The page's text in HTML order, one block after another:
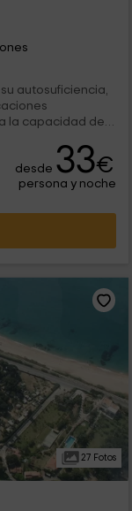
autosuficiencia,
desde 33€
persona y noche
27 Fotos